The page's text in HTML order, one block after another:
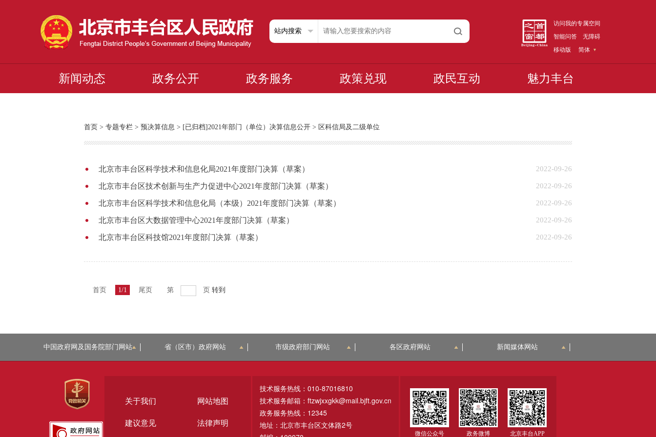
访问我的专属空间
智能问答
无障碍
移动版
简体
新闻动态 政务公开 政务服务 政策兑现 政民互动 魅力丰台
首页 > 专题专栏 > 预决算信息 > [已归档]2021年部门（单位）决算信息公开 > 区科信局及二级单位
北京市丰台区科学技术和信息化局2021年度部门决算（草案） 2022-09-26
北京市丰台区技术创新与生产力促进中心2021年度部门决算（草案） 2022-09-26
北京市丰台区科学技术和信息化局（本级）2021年度部门决算（草案） 2022-09-26
北京市丰台区大数据管理中心2021年度部门决算（草案） 2022-09-26
北京市丰台区科技馆2021年度部门决算（草案） 2022-09-26
首页 1/1 尾页 第 页 转到
中国政府网及国务院部门网站 省（区市）政府网站 市级政府部门网站 各区政府网站 新闻媒体网站
关于我们 网站地图
建议意见 法律声明
技术服务热线：010-87016810
技术服务邮箱：ftzwjxxgkk@mail.bjft.gov.cn
政务服务热线：12345
地址：北京市丰台区文体路2号
微信公众号 政务微博 北京丰台APP